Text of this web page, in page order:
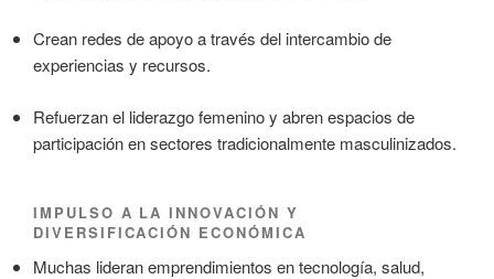
Crean redes de apoyo a través del intercambio de
experiencias y recursos.
Refuerzan el liderazgo femenino y abren espacios de
participación en sectores tradicionalmente masculinizados.
IMPULSO A LA INNOVACIÓN Y
DIVERSIFICACIÓN ECONÓMICA
Muchas lideran emprendimientos en tecnología, salud,